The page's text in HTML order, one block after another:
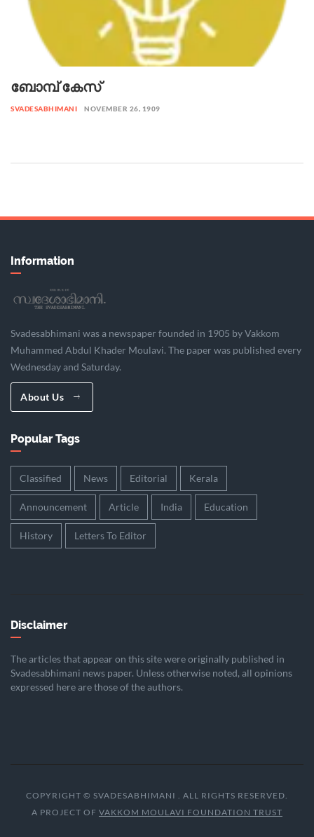
ബോമ്പ് കേസ്
SVADESABHIMANI NOVEMBER 26, 1909
Information
Svadesabhimani was a newspaper founded in 1905 by Vakkom
Muhammed Abdul Khader Moulavi. The paper was published every
Wednesday and Saturday.
About Us
Popular Tags
Classified News Editorial Kerala
Announcement Article India Education
History Letters To Editor
Disclaimer
The articles that appear on this site were originally published in
Svadesabhimani news paper. Unless otherwise noted, all opinions
expressed here are those of the authors.
COPYRIGHT © SVADESABHIMANI . ALL RIGHTS RESERVED.
A PROJECT OF VAKKOM MOULAVI FOUNDATION TRUST